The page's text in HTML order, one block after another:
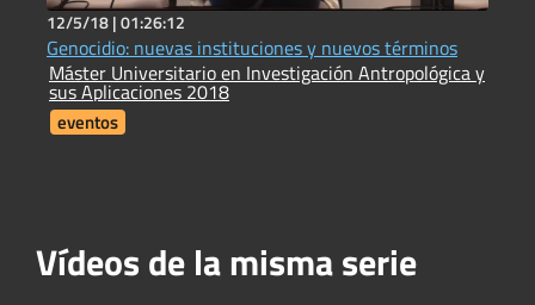
12/5/18 |01:26:12
Genocidio: nuevas instituciones y nuevos términos
Máster Universitario en Investigación Antropológica y
sus Aplicaciones 2018
eventos
Vídeos de la misma serie